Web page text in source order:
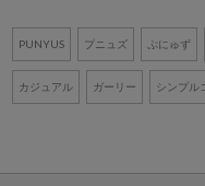
PUNYUS プニュズ ぷにゅず
カジュアル ガーリー シンプル
ビッグシルエット Tシャツ デ